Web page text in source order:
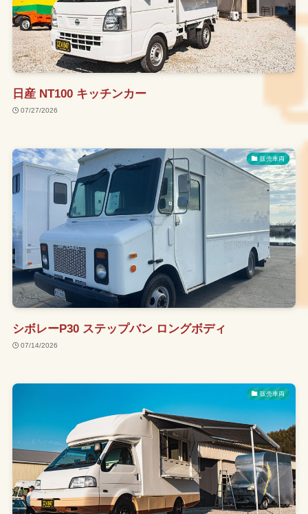
日産 NT100 キッチンカー
07/27/2026
販売車両
シボレーP30 ステップバン ロングボディ
07/14/2026
販売車両